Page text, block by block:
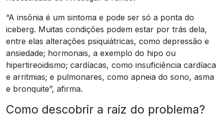
“A insônia é um sintoma e pode ser só a ponta do
iceberg. Muitas condições podem estar por trás dela,
entre elas alterações psiquiátricas, como depressão e
ansiedade; hormonais, a exemplo do hipo ou
hipertireoidismo; cardíacas, como insuficiência cardíaca
e arritmias; e pulmonares, como apneia do sono, asma
e bronquite”, afirma.
Como descobrir a raiz do problema?